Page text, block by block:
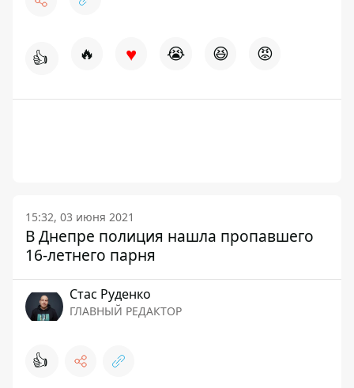
👍 🔥 ♥ 😭 😆 😡
15:32, 03 июня 2021
В Днепре полиция нашла пропавшего
16-летнего парня
Стаc Руденко
ГЛАВНЫЙ РЕДАКТОР
👍